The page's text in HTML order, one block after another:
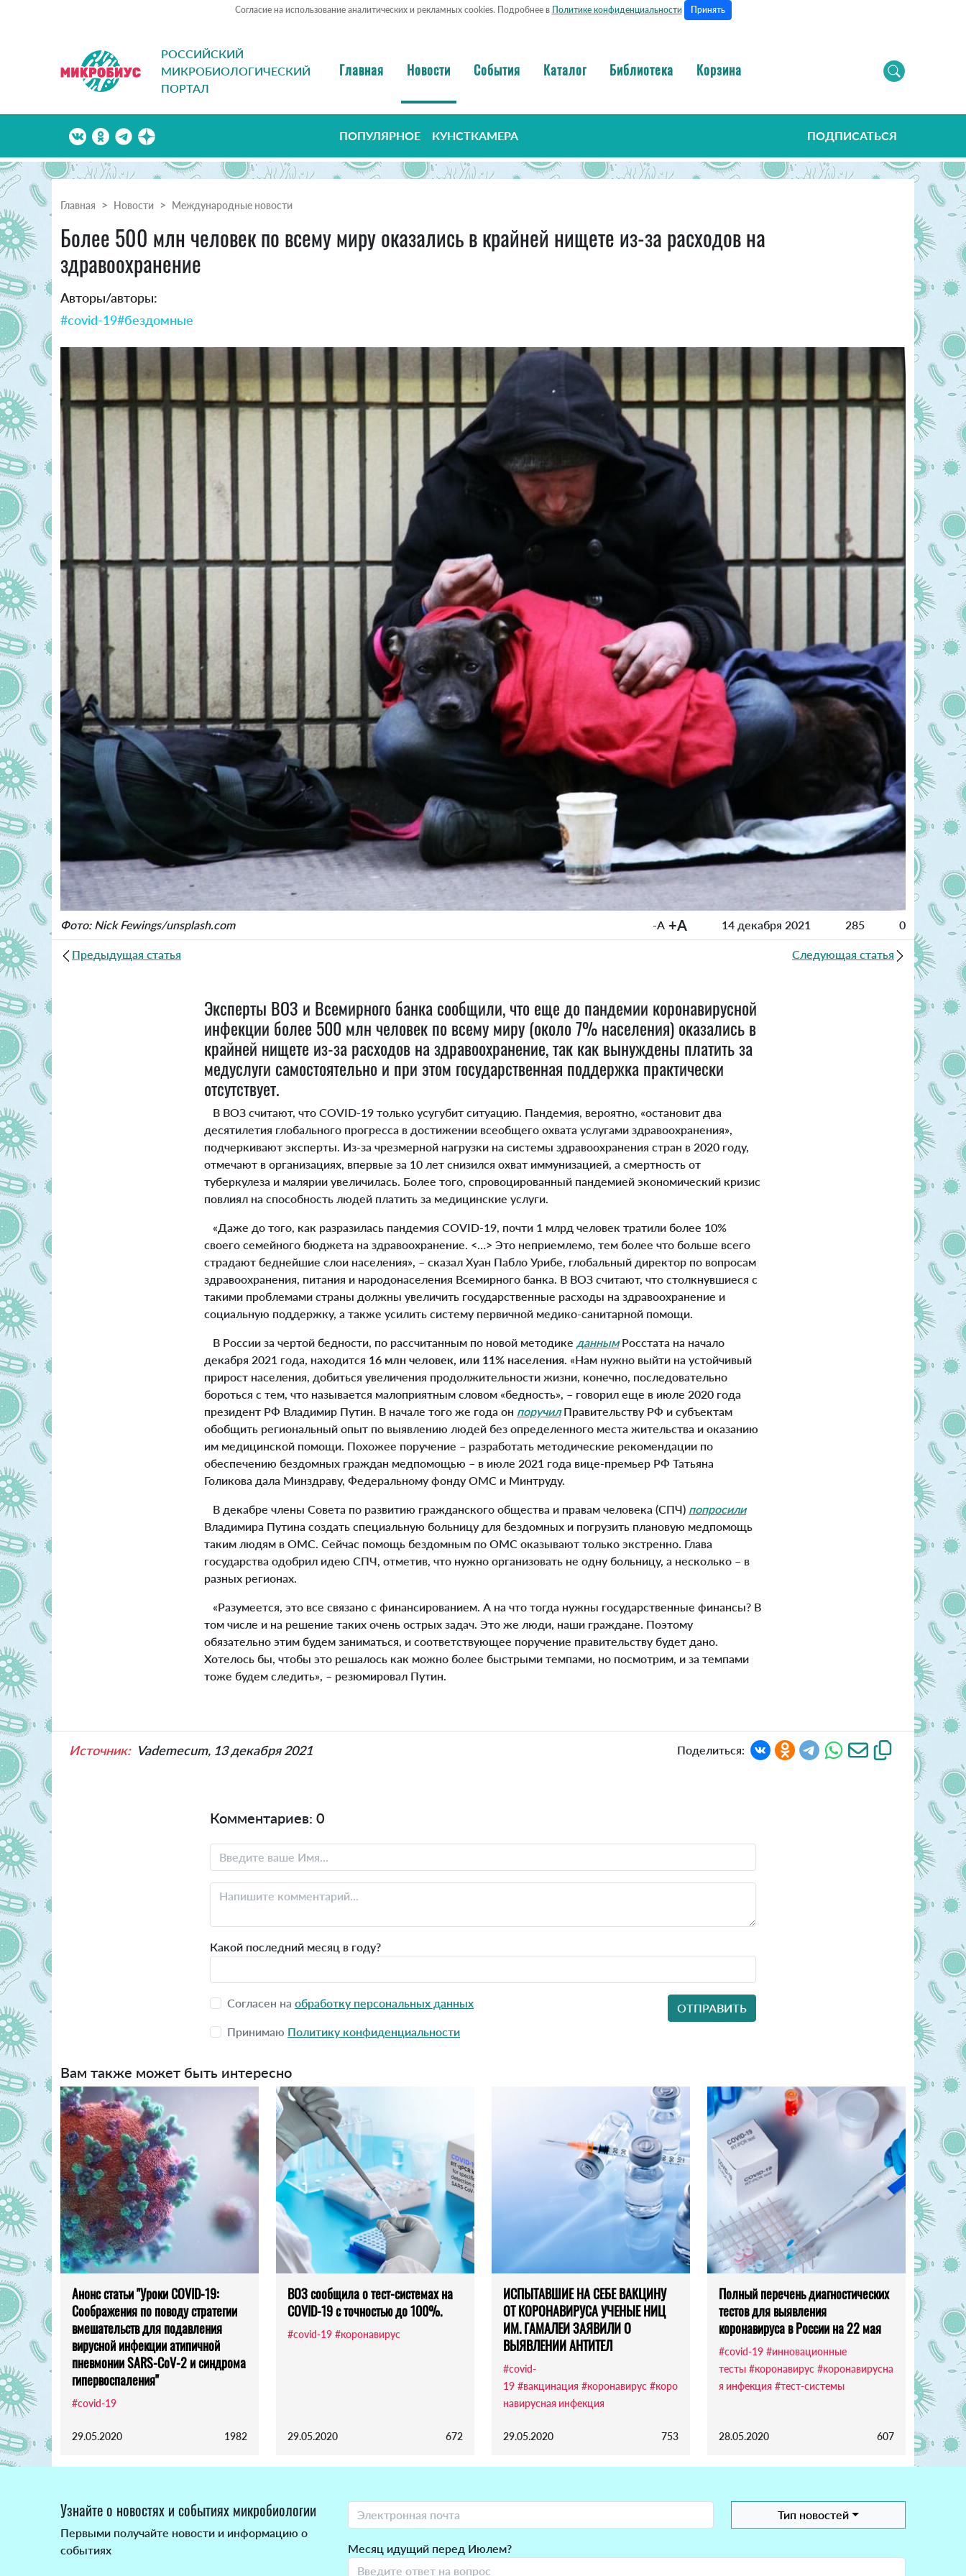
Согласие на использование аналитических и рекламных cookies. Подробнее в Политике конфиденциальности Принять
РОССИЙСКИЙ
МИКРОБИОЛОГИЧЕСКИЙ
ПОРТАЛ
Главная Новости События Каталог Библиотека Корзина
ПОПУЛЯРНОЕ КУНСТКАМЕРА ПОДПИСАТЬСЯ
Главная Новости Международные новости
Более 500 млн человек по всему миру оказались в крайней нищете из-за расходов на
здравоохранение
Авторы/авторы:
#covid-19#бездомные
Фото: Nick Fewings/unsplash.com -A +A 14 декабря 2021 285 0
Предыдущая статья Следующая статья
Эксперты ВОЗ и Всемирного банка сообщили, что еще до пандемии коронавирусной
инфекции более 500 млн человек по всему миру (около 7% населения) оказались в
крайней нищете из-за расходов на здравоохранение, так как вынуждены платить за
медуслуги самостоятельно и при этом государственная поддержка практически
отсутствует.
В ВОЗ считают, что COVID-19 только усугубит ситуацию. Пандемия, вероятно, «остановит два
десятилетия глобального прогресса в достижении всеобщего охвата услугами здравоохранения»,
подчеркивают эксперты. Из-за чрезмерной нагрузки на системы здравоохранения стран в 2020 году,
отмечают в организациях, впервые за 10 лет снизился охват иммунизацией, а смертность от
туберкулеза и малярии увеличилась. Более того, спровоцированный пандемией экономический кризис
повлиял на способность людей платить за медицинские услуги.
«Даже до того, как разразилась пандемия COVID-19, почти 1 млрд человек тратили более 10%
своего семейного бюджета на здравоохранение. <…> Это неприемлемо, тем более что больше всего
страдают беднейшие слои населения», – сказал Хуан Пабло Урибе, глобальный директор по вопросам
здравоохранения, питания и народонаселения Всемирного банка. В ВОЗ считают, что столкнувшиеся с
такими проблемами страны должны увеличить государственные расходы на здравоохранение и
социальную поддержку, а также усилить систему первичной медико-санитарной помощи.
В России за чертой бедности, по рассчитанным по новой методике даннымРосстата на начало
декабря 2021 года, находится 16 млн человек, или 11% населения. «Нам нужно выйти на устойчивый
прирост населения, добиться увеличения продолжительности жизни, конечно, последовательно
бороться с тем, что называется малоприятным словом «бедность», – говорил еще в июле 2020 года
президент РФ Владимир Путин. В начале того же года он поручилПравительству РФ и субъектам
обобщить региональный опыт по выявлению людей без определенного места жительства и оказанию
им медицинской помощи. Похожее поручение – разработать методические рекомендации по
обеспечению бездомных граждан медпомощью – в июле 2021 года вице-премьер РФ Татьяна
Голикова дала Минздраву, Федеральному фонду ОМС и Минтруду.
В декабре члены Совета по развитию гражданского общества и правам человека (СПЧ) попросили
Владимира Путина создать специальную больницу для бездомных и погрузить плановую медпомощь
таким людям в ОМС. Сейчас помощь бездомным по ОМС оказывают только экстренно. Глава
государства одобрил идею СПЧ, отметив, что нужно организовать не одну больницу, а несколько – в
разных регионах.
«Разумеется, это все связано с финансированием. А на что тогда нужны государственные финансы? В
том числе и на решение таких очень острых задач. Это же люди, наши граждане. Поэтому
обязательно этим будем заниматься, и соответствующее поручение правительству будет дано.
Хотелось бы, чтобы это решалось как можно более быстрыми темпами, но посмотрим, и за темпами
тоже будем следить», – резюмировал Путин.
Источник: Vademecum, 13 декабря 2021 Поделиться:
Комментариев: 0
Какой последний месяц в году?
Согласен на обработку персональных данных
Принимаю Политику конфиденциальности
Вам также может быть интересно
Анонс статьи "Уроки COVID-19:
Соображения по поводу стратегии
вмешательств для подавления
вирусной инфекции атипичной
пневмонии SARS-CoV-2 и синдрома
гипервоспаления"
#covid-19
29.05.2020 1982
ВОЗ сообщила о тест-системах на
COVID-19 с точностью до 100%.
#covid-19 #коронавирус
29.05.2020 672
ИСПЫТАВШИЕ НА СЕБЕ ВАКЦИНУ
ОТ КОРОНАВИРУСА УЧЕНЫЕ НИЦ
ИМ. ГАМАЛЕИ ЗАЯВИЛИ О
ВЫЯВЛЕНИИ АНТИТЕЛ
#covid-
19 #вакцинация #коронавирус #коро
навирусная инфекция
29.05.2020 753
Полный перечень диагностических
тестов для выявления
коронавируса в России на 22 мая
#covid-19 #инновационные
тесты #коронавирус #коронавирусна
я инфекция #тест-системы
28.05.2020 607
Узнайте о новостях и событиях микробиологии
Первыми получайте новости и информацию о
событиях
Тип новостей
Месяц идущий перед Июлем?